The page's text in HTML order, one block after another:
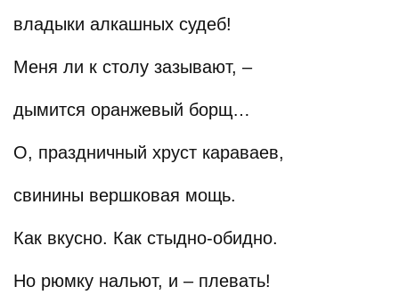
владыки алкашных судеб!
Меня ли к столу зазывают, –
дымится оранжевый борщ…
О, праздничный хруст караваев,
свинины вершковая мощь.
Как вкусно. Как стыдно-обидно.
Но рюмку нальют, и – плевать!